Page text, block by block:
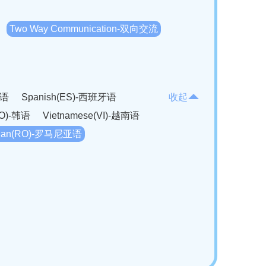
Two Way Communication-双向交流
Spanish(ES)-西班牙语
韩语
Vietnamese(VI)-越南语
罗马尼亚语
收起